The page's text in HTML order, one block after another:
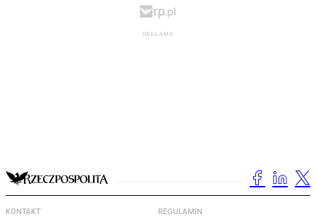
KONTAKT REGULAMIN